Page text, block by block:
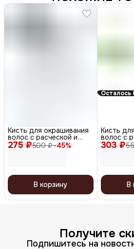
275 ₽500 ₽−45%
Кисть для окрашивания
волос с расческой и
крючком T-1156, черный,
30 мм
В корзину
Осталось
303 ₽
Кисть
волос с
JPP049-
В
Получите
Подпишитесь на